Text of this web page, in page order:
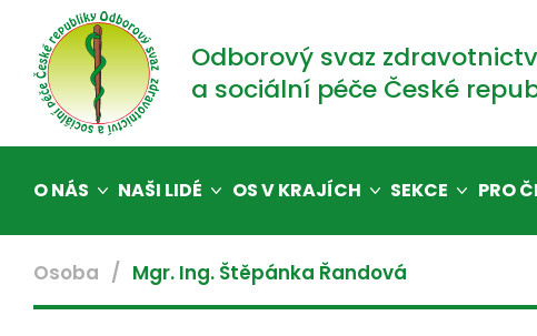
Osoba Mgr. Ing. Štěpánka Řandová
Odborový svaz
a sociální péče České
O NÁS NAŠI LIDÉ OS V KRAJÍCH SEKCE PRO